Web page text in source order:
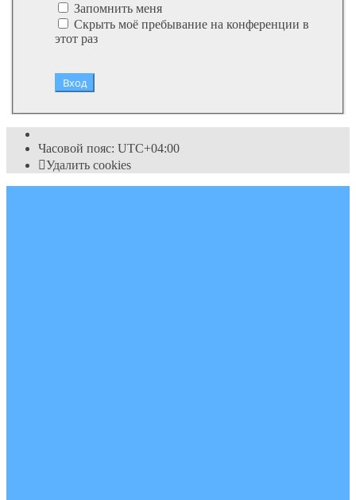
Запомнить меня
Скрыть моё пребывание на конференции в
этот раз
Часовой пояс: UTC+04:00
Удалить cookies